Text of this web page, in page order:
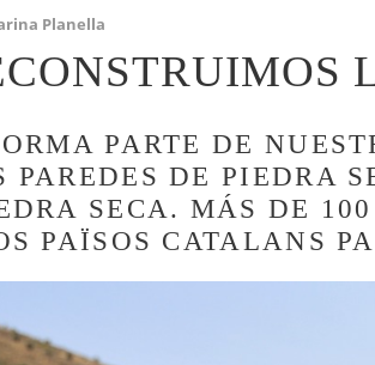
Planella
PARTE DE
PAREDES DE PIEDRA
SECA. MÁS DE
PAÏSOS CATALANS